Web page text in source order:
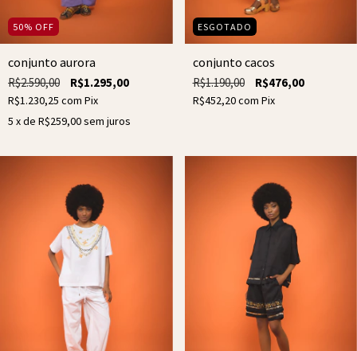
50% OFF
conjunto aurora
R$2.590,00 R$1.295,00
R$1.230,25 com Pix
5 x de R$259,00sem juros
ESGOTADO
conjunto cacos
R$1.190,00 R$476,00
R$452,20com Pix